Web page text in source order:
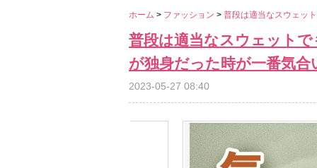
ホーム > ファッション > 普段は適当なスウェッ
普段は適当なスウェット
が独身だった時が一番気合
2023-05-27 08:40